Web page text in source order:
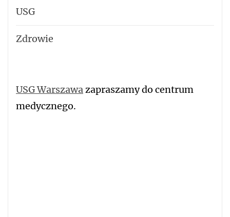
USG
Zdrowie
USG Warszawazapraszamy do centrum
medycznego.